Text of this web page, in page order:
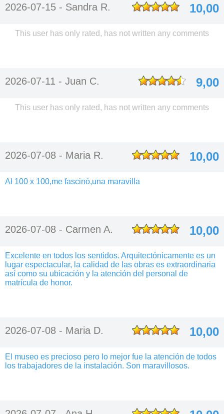
2026-07-15 - Sandra R. 10,00
This user has only rated, has not written any comments
2026-07-11 - Juan C. 9,00
This user has only rated, has not written any comments
2026-07-08 - Maria R. 10,00
Al 100 x 100,me fascinó,una maravilla
2026-07-08 - Carmen A. 10,00
Excelente en todos los sentidos. Arquitectónicamente es un
lugar espectacular, la calidad de las obras es extraordinaria
así como su ubicación y la atención del personal de
matrícula de honor.
2026-07-08 - Maria D. 10,00
El museo es precioso pero lo mejor fue la atención de todos
los trabajadores de la instalación. Son maravillosos.